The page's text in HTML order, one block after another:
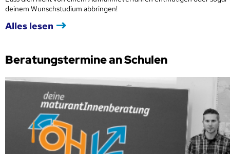
deinem Wunschstudium abbringen!
Alles lesen
Beratungstermine an Schulen